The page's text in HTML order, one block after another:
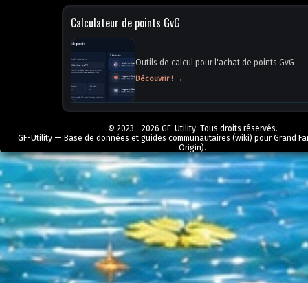
Calculateur de points GvG
Outils de calcul pour l'achat de points GvG
Découvrir ! →
© 2023 - 2026 GF-Utility. Tous droits réservés.
GF-Utility — Base de données et guides communautaires (wiki) pour Grand
Origin).